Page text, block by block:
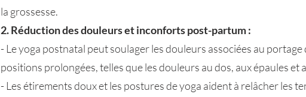
la grossesse.
2. Réduction des douleurs et inconforts post-partum :
- Le yoga postnatal peut soulager les douleurs associées au
positions prolongées, telles que les douleurs au dos, aux épaules et
- Les étirements doux et les postures de yoga aident à relâcher les